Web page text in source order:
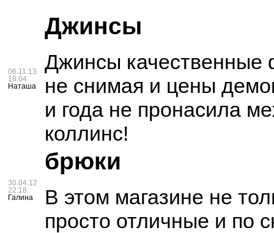
06.11.13
18:04
Наташа
Джинсы
Джинсы качественные
не снимая и цены
и года не пронасила
коллинс!
30.04.12
22:18
Галина
брюки
В этом магазине не
просто отличные и по